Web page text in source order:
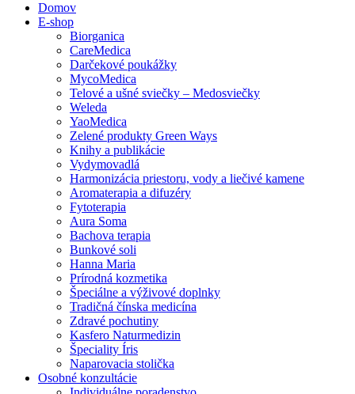
Domov
E-shop
Biorganica
CareMedica
Darčekové poukážky
MycoMedica
Telové a ušné sviečky – Medosviečky
Weleda
YaoMedica
Zelené produkty Green Ways
Knihy a publikácie
Vydymovadlá
Harmonizácia priestoru, vody a liečivé kamene
Aromaterapia a difuzéry
Fytoterapia
Aura Soma
Bachova terapia
Bunkové soli
Hanna Maria
Prírodná kozmetika
Špeciálne a výživové doplnky
Tradičná čínska medicína
Zdravé pochutiny
Kasfero Naturmedizin
Špeciality Íris
Naparovacia stolička
Osobné konzultácie